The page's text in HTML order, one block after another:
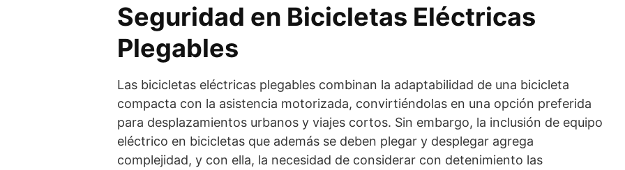
Seguridad en Bicicletas Eléctricas
Plegables
Las bicicletas eléctricas plegables combinan la adaptabilidad de una bicicleta
compacta con la asistencia motorizada, convirtiéndolas en una opción preferida
para desplazamientos urbanos y viajes cortos. Sin embargo, la inclusión de equipo
eléctrico en bicicletas que además se deben plegar y desplegar agrega
complejidad, y con ella, la necesidad de considerar con detenimiento las